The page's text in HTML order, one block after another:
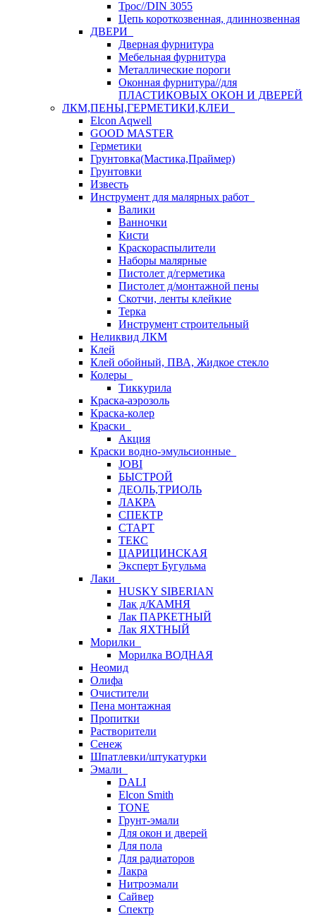
Трос//DIN 3055
Цепь короткозвенная, длиннозвенная
ДВЕРИ
Дверная фурнитура
Мебельная фурнитура
Металлические пороги
Оконная фурнитура//для
ПЛАСТИКОВЫХ ОКОН И ДВЕРЕЙ
ЛКМ,ПЕНЫ,ГЕРМЕТИКИ,КЛЕИ
Elcon Aqwell
GOOD MASTER
Герметики
Грунтовка(Мастика,Праймер)
Грунтовки
Известь
Инструмент для малярных работ
Валики
Ванночки
Кисти
Краскораспылители
Наборы малярные
Пистолет д/герметика
Пистолет д/монтажной пены
Скотчи, ленты клейкие
Терка
Инструмент строительный
Неликвид ЛКМ
Клей
Клей обойный, ПВА, Жидкое стекло
Колеры
Тиккурила
Краска-аэрозоль
Краска-колер
Краски
Акция
Краски водно-эмульсионные
JOBI
БЫСТРОЙ
ДЕОЛЬ,ТРИОЛЬ
ЛАКРА
СПЕКТР
СТАРТ
ТЕКС
ЦАРИЦИНСКАЯ
Эксперт Бугульма
Лаки
HUSKY SIBERIAN
Лак д/КАМНЯ
Лак ПАРКЕТНЫЙ
Лак ЯХТНЫЙ
Морилки
Морилка ВОДНАЯ
Неомид
Олифа
Очистители
Пена монтажная
Пропитки
Растворители
Сенеж
Шпатлевки/штукатурки
Эмали
DALI
Elcon Smith
TONE
Грунт-эмали
Для окон и дверей
Для пола
Для радиаторов
Лакра
Нитроэмали
Сайвер
Спектр